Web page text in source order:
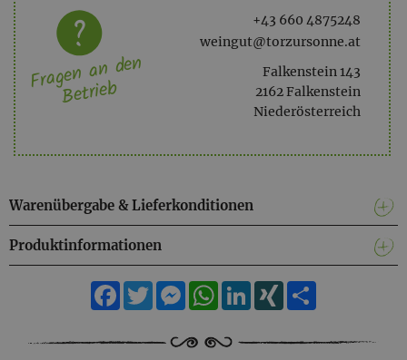
+43 660 4875248
weingut@torzursonne.at
Falkenstein 143
2162 Falkenstein
Niederösterreich
Fragen an den
Betrieb
Warenübergabe & Lieferkonditionen
Produktinformationen
Facebook
TwitterMessengerWhatsApp
LinkedIn
XING